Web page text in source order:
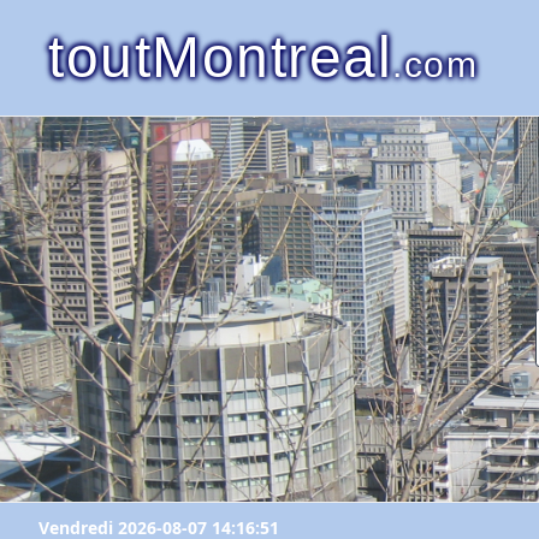
toutMontreal.com
Vendredi 2026-08-07 14:16:51